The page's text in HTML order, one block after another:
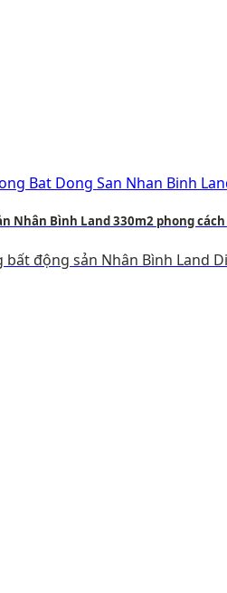
Nhân Bình Land 330m2 phong
động sản Nhân Bình Land